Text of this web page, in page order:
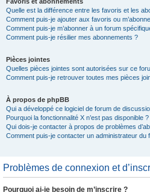
Quelle est la différence entre les favoris et les
Comment puis-je ajouter aux favoris ou
Comment puis-je m’abonner à un forum
Comment puis-je résilier mes abonnements ?
Pièces jointes
Quelles pièces jointes sont autorisées sur ce
Comment puis-je retrouver toutes mes pièces
À propos de phpBB
Qui a développé ce logiciel de forum de
Pourquoi la fonctionnalité X n’est pas disponible ?
Qui dois-je contacter à propos de problèmes
Comment puis-je contacter un administrateur du
Problèmes de connexion et
Pourquoi ai-je besoin de m’inscrire ?